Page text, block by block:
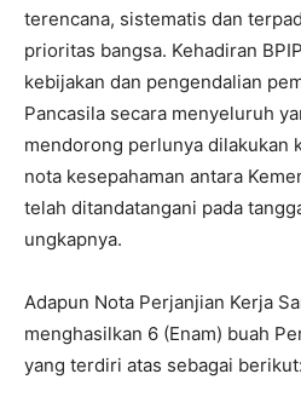
terencana, sistematis dan
prioritas bangsa. Kehadiran
kebijakan dan pengendalian
Pancasila secara menyeluruh
mendorong perlunya dilakukan
nota kesepahaman antara
telah ditandatangani pada
ungkapnya.
Adapun Nota Perjanjian Kerja
menghasilkan 6 (Enam) buah
yang terdiri atas sebagai berikut: